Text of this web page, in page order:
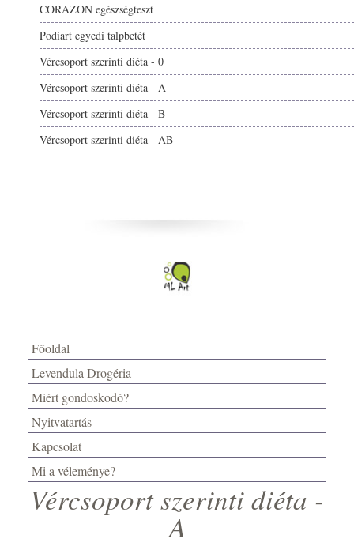
CORAZON egészségteszt
Podiart egyedi talpbetét
Vércsoport szerinti diéta - 0
Vércsoport szerinti diéta - A
Vércsoport szerinti diéta - B
Vércsoport szerinti diéta - AB
Főoldal
Levendula Drogéria
Miért gondoskodó?
Nyitvatartás
Kapcsolat
Mi a véleménye?
Vércsoport szerinti diéta -
A